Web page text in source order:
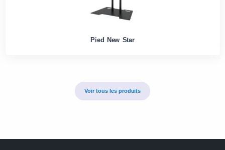
Pied New Star
Voir tous les produits